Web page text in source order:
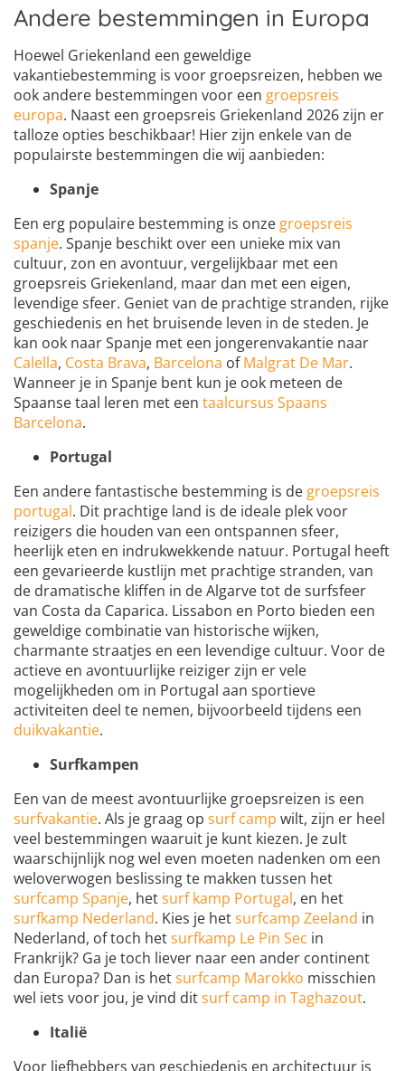
Andere bestemmingen in Europa
Hoewel Griekenland een geweldige
vakantiebestemming is voor groepsreizen, hebben we
ook andere bestemmingen voor een groepsreis
europa. Naast een groepsreis Griekenland 2026 zijn er
talloze opties beschikbaar! Hier zijn enkele van de
populairste bestemmingen die wij aanbieden:
Spanje
Een erg populaire bestemming is onze groepsreis
spanje. Spanje beschikt over een unieke mix van
cultuur, zon en avontuur, vergelijkbaar met een
groepsreis Griekenland, maar dan met een eigen,
levendige sfeer. Geniet van de prachtige stranden, rijke
geschiedenis en het bruisende leven in de steden. Je
kan ook naar Spanje met een jongerenvakantie naar
Calella, Costa Brava, Barcelona ofMalgrat De Mar.
Wanneer je in Spanje bent kun je ook meteen de
Spaanse taal leren met een taalcursus Spaans
Barcelona.
Portugal
Een andere fantastische bestemming is de groepsreis
portugal. Dit prachtige land is de ideale plek voor
reizigers die houden van een ontspannen sfeer,
heerlijk eten en indrukwekkende natuur. Portugal heeft
een gevarieerde kustlijn met prachtige stranden, van
de dramatische kliffen in de Algarve tot de surfsfeer
van Costa da Caparica. Lissabon en Porto bieden een
geweldige combinatie van historische wijken,
charmante straatjes en een levendige cultuur. Voor de
actieve en avontuurlijke reiziger zijn er vele
mogelijkheden om in Portugal aan sportieve
activiteiten deel te nemen, bijvoorbeeld tijdens een
duikvakantie.
Surfkampen
Een van de meest avontuurlijke groepsreizen is een
surfvakantie. Als je graag op surf camp wilt, zijn er heel
veel bestemmingen waaruit je kunt kiezen. Je zult
waarschijnlijk nog wel even moeten nadenken om een
weloverwogen beslissing te makken tussen het
surfcamp Spanje, hetsurf kamp Portugal, en het
surfkamp Nederland. Kies je hetsurfcamp Zeeland in
Nederland, of toch hetsurfkamp Le Pin Sec in
Frankrijk? Ga je toch liever naar een ander continent
dan Europa? Dan is hetsurfcamp Marokko misschien
wel iets voor jou, je vind ditsurf camp in Taghazout.
Italië
Voor liefhebbers van geschiedenis en architectuur is